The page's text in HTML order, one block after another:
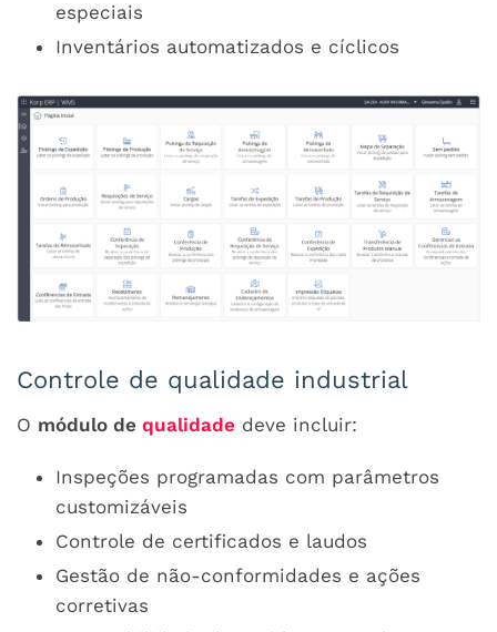
especiais
Inventários automatizados e cíclicos
Controle de qualidade industrial
O módulo de qualidade deve incluir:
Inspeções programadas com parâmetros
customizáveis
Controle de certificados e laudos
Gestão de não-conformidades e ações
corretivas